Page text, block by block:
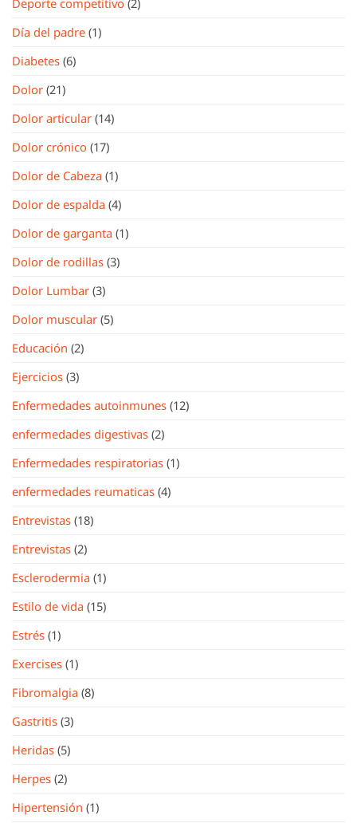
Deporte competitivo (2)
Día del padre (1)
Diabetes (6)
Dolor (21)
Dolor articular (14)
Dolor crónico (17)
Dolor de Cabeza (1)
Dolor de espalda (4)
Dolor de garganta (1)
Dolor de rodillas (3)
Dolor Lumbar (3)
Dolor muscular (5)
Educación (2)
Ejercicios (3)
Enfermedades autoinmunes (12)
enfermedades digestivas (2)
Enfermedades respiratorias (1)
enfermedades reumaticas (4)
Entrevistas (18)
Entrevistas (2)
Esclerodermia (1)
Estilo de vida (15)
Estrés (1)
Exercises (1)
Fibromalgia (8)
Gastritis (3)
Heridas (5)
Herpes (2)
Hipertensión (1)